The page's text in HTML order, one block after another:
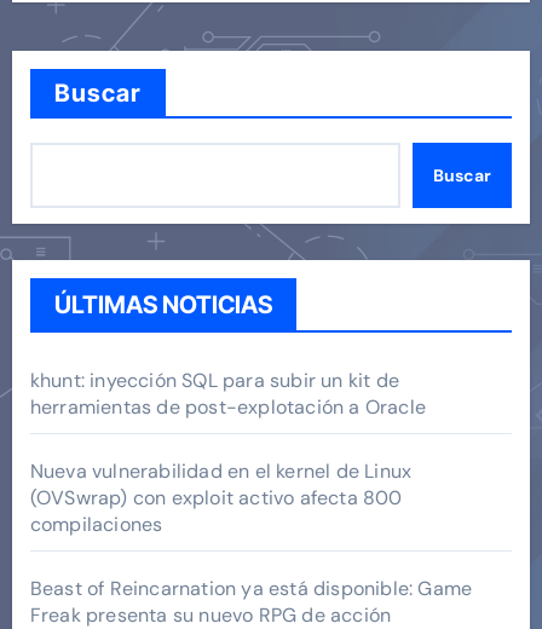
Buscar
Buscar
ÚLTIMAS NOTICIAS
khunt: inyección SQL para subir un kit de
herramientas de post-explotación a Oracle
Nueva vulnerabilidad en el kernel de Linux
(OVSwrap) con exploit activo afecta 800
compilaciones
Beast of Reincarnation ya está disponible: Game
Freak presenta su nuevo RPG de acción